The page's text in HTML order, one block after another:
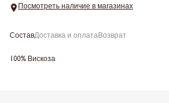
Посмотреть наличие в магазинах
СоставДоставка и оплатаВозврат
100% Вискоза